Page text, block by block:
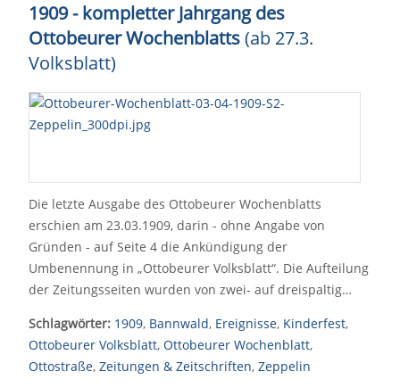
1909 - kompletter Jahrgang des
Ottobeurer Wochenblatts(ab 27.3.
Volksblatt)
Die letzte Ausgabe des Ottobeurer Wochenblatts
erschien am 23.03.1909, darin - ohne Angabe von
Gründen - auf Seite 4 die Ankündigung der
Umbenennung in „Ottobeurer Volksblatt“. Die Aufteilung
der Zeitungsseiten wurden von zwei- auf dreispaltig…
Schlagwörter: 1909, Bannwald, Ereignisse, Kinderfest,
Ottobeurer Volksblatt, Ottobeurer Wochenblatt,
Ottostraße, Zeitungen & Zeitschriften, Zeppelin